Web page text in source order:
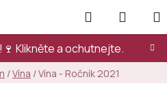
Klikněte a ochutnejte.
Hledat
KOŠÍK
/Vína /Vína - Ročník 2021